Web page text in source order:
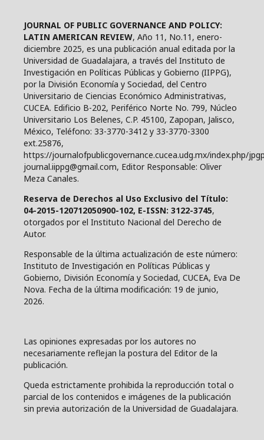
JOURNAL OF PUBLIC GOVERNANCE AND POLICY:
LATIN AMERICAN REVIEW, Año 11, No.11, enero-
diciembre 2025, es una publicación anual editada por la
Universidad de Guadalajara, a través del Instituto de
Investigación en Políticas Públicas y Gobierno (IIPPG),
por la División Economía y Sociedad, del Centro
Universitario de Ciencias Económico Administrativas,
CUCEA. Edificio B-202, Periférico Norte No. 799, Núcleo
Universitario Los Belenes, C.P. 45100, Zapopan, Jalisco,
México, Teléfono: 33-3770-3412 y 33-3770-3300
ext.25876,
https://journalofpublicgovernance.cucea.udg.mx/index.php/
journal.iippg@gmail.com, Editor Responsable: Oliver
Meza Canales.
Reserva de Derechos al Uso Exclusivo del Título:
04-2015-120712050900-102, E-ISSN: 3122-3745,
otorgados por el Instituto Nacional del Derecho de
Autor.
Responsable de la última actualización de este número:
Instituto de Investigación en Políticas Públicas y
Gobierno, División Economía y Sociedad, CUCEA, Eva De
Nova. Fecha de la última modificación: 19 de junio,
2026.
Las opiniones expresadas por los autores no
necesariamente reflejan la postura del Editor de la
publicación.
Queda estrictamente prohibida la reproducción total o
parcial de los contenidos e imágenes de la publicación
sin previa autorización de la Universidad de Guadalajara.